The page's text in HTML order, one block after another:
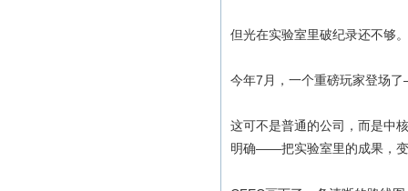
但光在实验室里破纪录还不够。
今年7月，一个重磅玩家登场
这可不是普通的公司，而是中
明确——把实验室里的成果，